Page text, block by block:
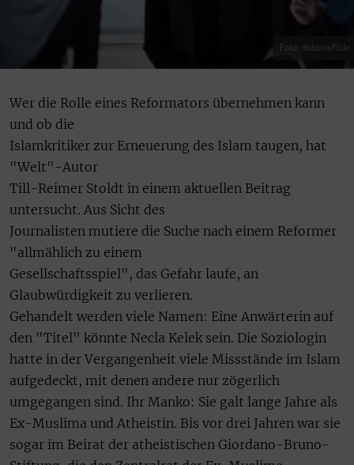
Foto: disbona/flickr
Wer die Rolle eines Reformators übernehmen kann
und ob die
Islamkritiker zur Erneuerung des Islam taugen, hat
"Welt"-Autor
Till-Reimer Stoldt in einem aktuellen Beitrag
untersucht. Aus Sicht des
Journalisten mutiere die Suche nach einem Reformer
"allmählich zu einem
Gesellschaftsspiel", das Gefahr laufe, an
Glaubwürdigkeit zu verlieren.
Gehandelt werden viele Namen: Eine Anwärterin auf
den "Titel" könnte Necla Kelek sein. Die Soziologin
hatte in der Vergangenheit viele Missstände im Islam
aufgedeckt, mit denen andere nur zögerlich
umgegangen sind. Ihr Manko: Sie galt lange Jahre als
Ex-Muslima und Atheistin. Bis vor drei Jahren war sie
sogar im Beirat der atheistischen Giordano-Bruno-